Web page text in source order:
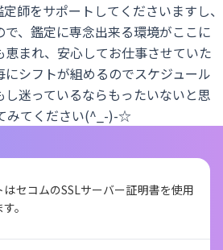
師をサポートしてくださいますし、
で、鑑定に専念出来る環境がここに
恵まれ、安心してお仕事させていた
シフトが組めるのでスケジュール
迷っているならもったいないと思
みてください(^_-)-☆
はセコムのSSLサーバー証明書を使用
。